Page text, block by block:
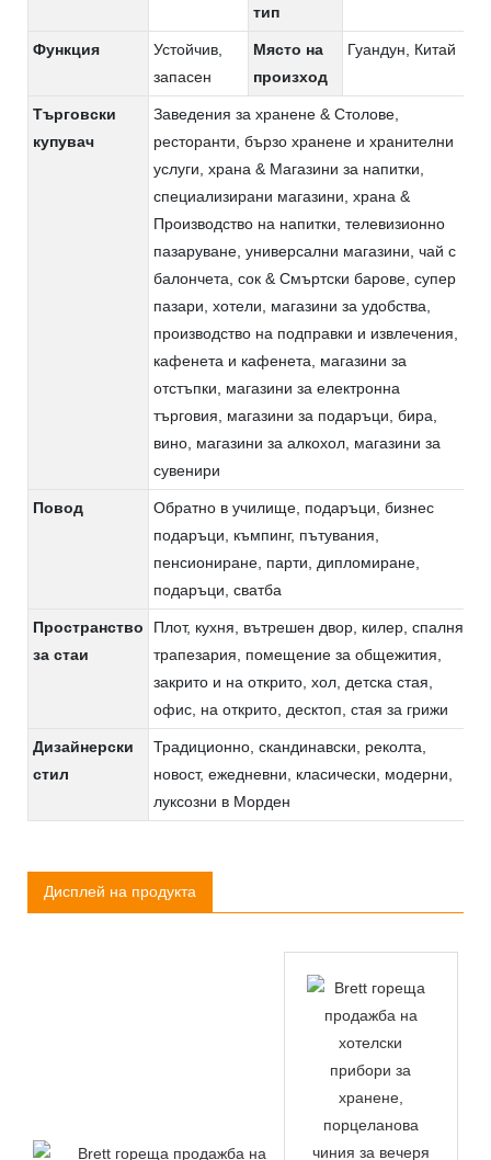
тип
Функция
Устойчив,
запасен
Място на
произход
Гуандун, Китай
Търговски
купувач
Заведения за хранене & Столове,
ресторанти, бързо хранене и хранителни
услуги, храна & Магазини за напитки,
специализирани магазини, храна &
Производство на напитки, телевизионно
пазаруване, универсални магазини, чай с
балончета, сок & Смъртски барове, супер
пазари, хотели, магазини за удобства,
производство на подправки и извлечения,
кафенета и кафенета, магазини за
отстъпки, магазини за електронна
търговия, магазини за подаръци, бира,
вино, магазини за алкохол, магазини за
сувенири
Повод
Обратно в училище, подаръци, бизнес
подаръци, къмпинг, пътувания,
пенсиониране, парти, дипломиране,
подаръци, сватба
Пространство
за стаи
Плот, кухня, вътрешен двор, килер, спалня,
трапезария, помещение за общежития,
закрито и на открито, хол, детска стая,
офис, на открито, десктоп, стая за грижи
Дизайнерски
стил
Традиционно, скандинавски, реколта,
новост, ежедневни, класически, модерни,
луксозни в Морден
Дисплей на продукта